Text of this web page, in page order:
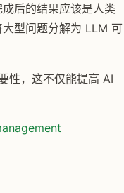
后的结果应该是人类
型问题分解为 LLM 可
性，这不仅能提高 AI